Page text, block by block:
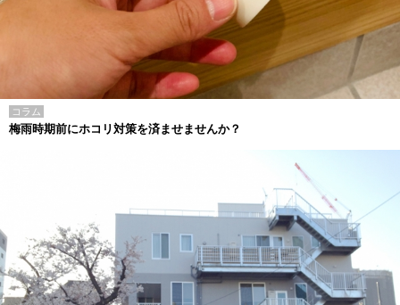
コラム
梅雨時期前にホコリ対策を済ませませんか？